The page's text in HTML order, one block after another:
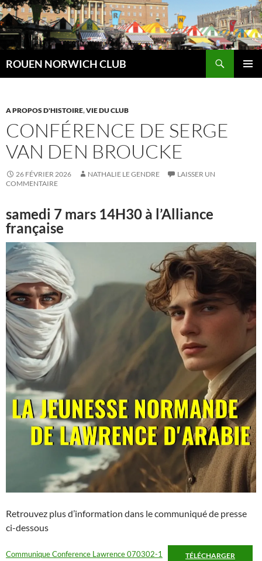
Aller
au
contenu
ROUEN NORWICH CLUB
A PROPOS D'HISTOIRE,VIE DU CLUB
CONFÉRENCE DE SERGE
VAN DEN BROUCKE
26 FÉVRIER 2026 NATHALIE LE GENDRE
LAISSER UN
COMMENTAIRE
samedi 7 mars 14H30 à l’Alliance
française
Retrouvez plus d’information dans le communiqué de presse
ci-dessous
Communique Conference Lawrence 070302-1 TÉLÉCHARGER